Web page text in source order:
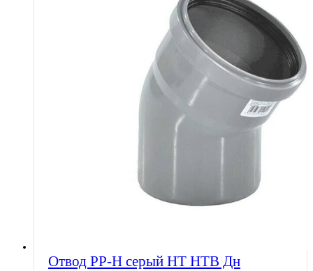
Отвод PP-H серый HT HTB Дн